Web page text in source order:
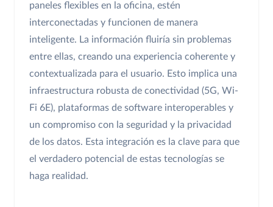
paneles flexibles en la oficina, estén
interconectadas y funcionen de manera
inteligente. La información fluiría sin problemas
entre ellas, creando una experiencia coherente y
contextualizada para el usuario. Esto implica una
infraestructura robusta de conectividad (5G, Wi-
Fi 6E), plataformas de software interoperables y
un compromiso con la seguridad y la privacidad
de los datos. Esta integración es la clave para que
el verdadero potencial de estas tecnologías se
haga realidad.